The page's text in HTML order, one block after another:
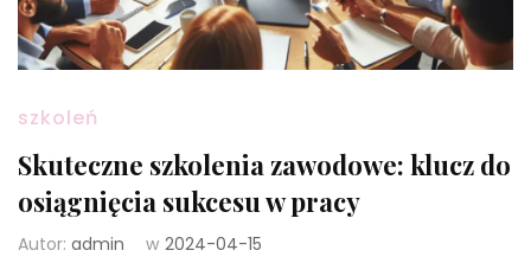
szkoleń
Skuteczne szkolenia zawodowe: klucz do
osiągnięcia sukcesu w pracy
Autor: admin w 2024-04-15